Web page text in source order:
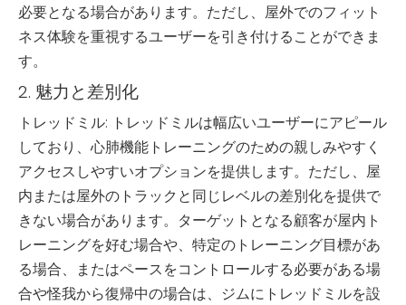
必要となる場合があります。ただし、屋外でのフィット
ネス体験を重視するユーザーを引き付けることができま
す。
2. 魅力と差別化
トレッドミル: トレッドミルは幅広いユーザーにアピール
しており、心肺機能トレーニングのための親しみやすく
アクセスしやすいオプションを提供します。ただし、屋
内または屋外のトラックと同じレベルの差別化を提供で
きない場合があります。ターゲットとなる顧客が屋内ト
レーニングを好む場合や、特定のトレーニング目標があ
る場合、またはペースをコントロールする必要がある場
合や怪我から復帰中の場合は、ジムにトレッドミルを設